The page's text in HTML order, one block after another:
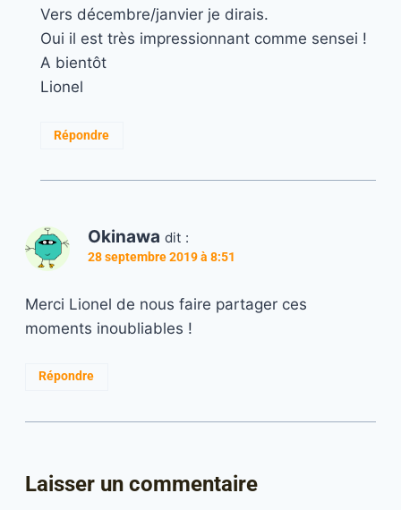
Vers décembre/janvier je dirais.
Oui il est très impressionnant comme sensei !
A bientôt
Lionel
Répondre
Okinawa dit :
28 septembre 2019 à 8:51
Merci Lionel de nous faire partager ces
moments inoubliables !
Répondre
Laisser un commentaire